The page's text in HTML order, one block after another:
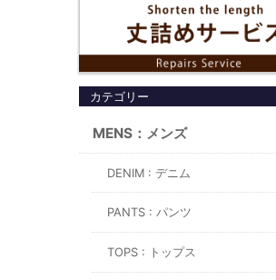
カテゴリー
MENS：メンズ
DENIM : デニム
PANTS : パンツ
TOPS : トップス